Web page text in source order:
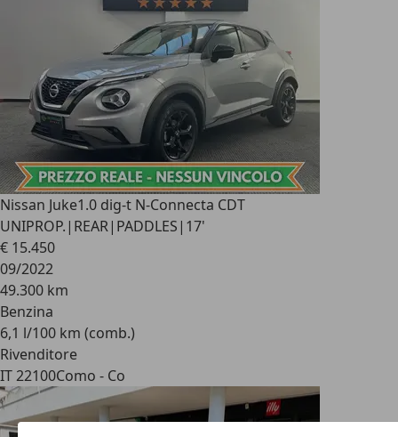
Nissan Juke1.0 dig-t N-Connecta CDT
UNIPROP.|REAR|PADDLES|17'
€ 15.450
09/2022
49.300 km
Benzina
6,1 l/100 km (comb.)
Rivenditore
IT 22100Como - Co